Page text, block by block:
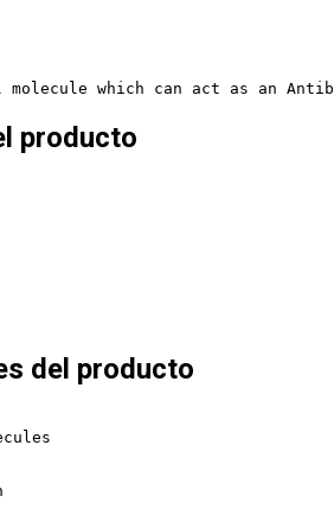
molecule which can act as an
producto
del producto